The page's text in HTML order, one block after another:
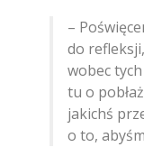
–
do
wobec
tu o
jakichś
o to,